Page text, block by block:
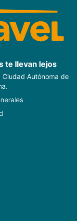
te llevan lejos
Ciudad Autónoma de